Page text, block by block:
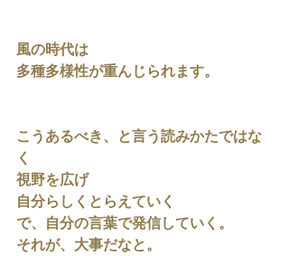
風の時代は
多種多様性が重んじられます。
こうあるべき、と言う読みかたではな
く
視野を広げ
自分らしくとらえていく
で、自分の言葉で発信していく。
それが、大事だなと。